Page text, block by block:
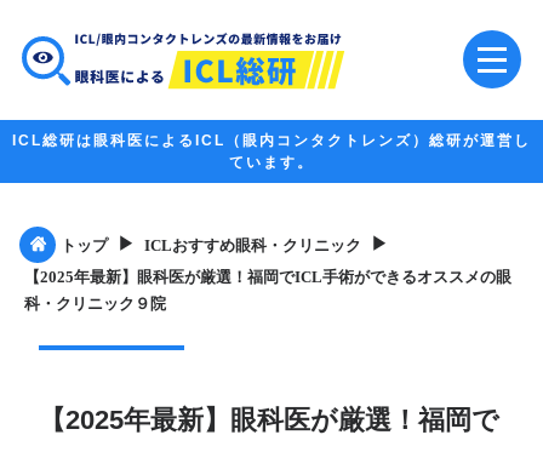
ICL総研は眼科医によるICL（眼内コンタクトレンズ）総研が運営し
ています。
トップ ▶︎ ICLおすすめ眼科・クリニック ▶︎
【2025年最新】眼科医が厳選！福岡でICL手術ができるオススメの眼
科・クリニック９院
【2025年最新】眼科医が厳選！福岡で